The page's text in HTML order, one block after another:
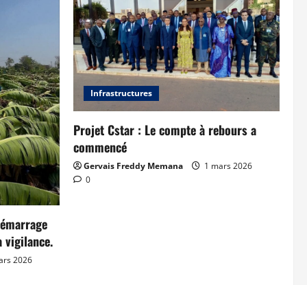
vigilance.
2026
Infrastructures
Projet Cstar : Le compte à rebours a
commencé
Gervais Freddy Memana
1 mars 2026
0